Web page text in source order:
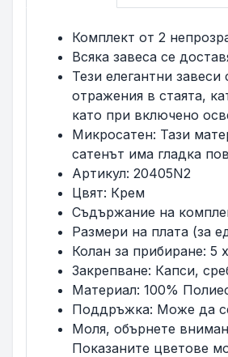
Комплект от 2
Всяка завеса се
Тези елегантни
отражения в стаята,
като при включено
Микросатен: Тази
сатенът има гладка
Артикул: 20405N2
Цвят: Крем
Съдържание на
Размери на плата (за
Колан за прибиране: 5
Закрепване: Капси,
Материал: 100%
Поддръжка: Може да
Моля, обърнете
Показаните цветове